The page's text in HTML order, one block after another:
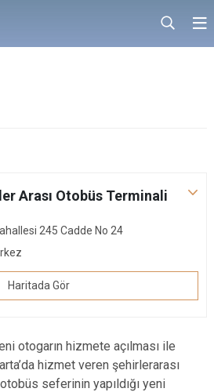
Arası Otobüs Terminali
245 Cadde No 24
Haritada Gör
otogarın hizmete açılması ile
hizmet veren şehirlerarası
seferinin yapıldığı yeni